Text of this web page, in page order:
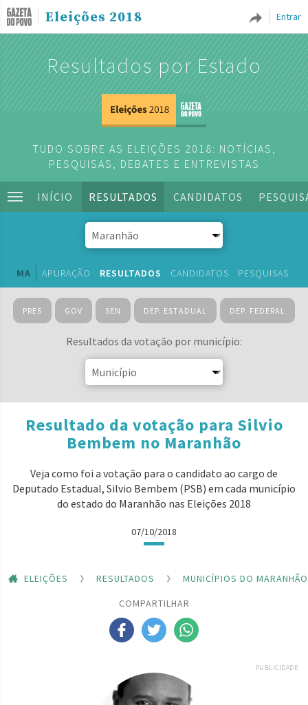
Entrar
Eleições 2018
Resultados por Estado
TUDO SOBRE AS ELEIÇÕES 2018: NOTÍCIAS,
PESQUISAS, DEBATES E ENTREVISTAS
INÍCIO RESULTADOS CANDIDATOS
MA APURAÇÃO RESULTADOS CANDIDATOS PESQUISAS
PRES GOV SEN DEP. ESTADUAL DEP. FEDERAL
Resultados da votação por município:
Resultado da votação para Silvio
Bembem no Maranhão
Veja como foi a votação para o candidato ao cargo de
Deputado Estadual, Silvio Bembem (PSB) em cada município
do estado do Maranhão nas Eleições 2018
07/10/2018
ELEIÇÕES RESULTADOS
MUNICÍPIOS DO MARANHÃO
COMPARTILHAR
PUBLICIDADE